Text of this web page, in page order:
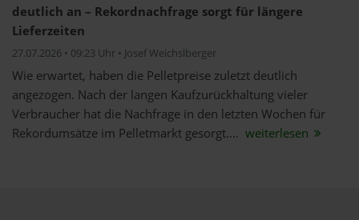
deutlich an – Rekordnachfrage sorgt für längere
Lieferzeiten
27.07.2026 • 09:23 Uhr • Josef Weichslberger
Wie erwartet, haben die Pelletpreise zuletzt deutlich
angezogen. Nach der langen Kaufzurückhaltung vieler
Verbraucher hat die Nachfrage in den letzten Wochen für
Rekordumsätze im Pelletmarkt gesorgt.... weiterlesen